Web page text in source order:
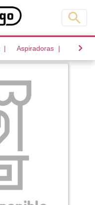
(current)Aspiradoras (current)